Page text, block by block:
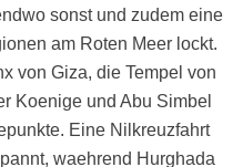
sonst und zudem eine
am Roten Meer lockt.
von Giza, die Tempel von
Koenige und Abu Simbel
Eine Nilkreuzfahrt
waehrend Hurghada